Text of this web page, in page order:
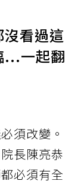
看過這
...一起翻
須改變。
長陳亮恭
必須有全